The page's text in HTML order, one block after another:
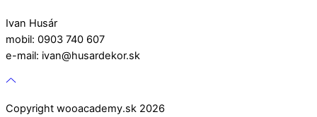
Ivan Husár
mobil: 0903 740 607
e-mail: ivan@husardekor.sk
Copyright wooacademy.sk 2026